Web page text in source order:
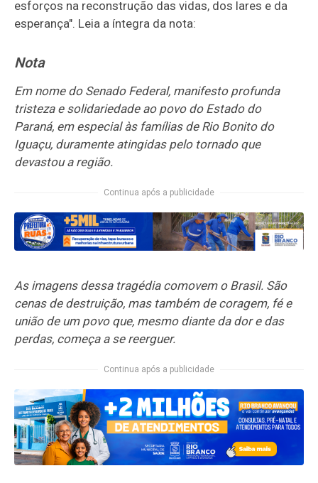
esforços na reconstrução das vidas, dos lares e da
esperança". Leia a íntegra da nota:
Nota
Em nome do Senado Federal, manifesto profunda
tristeza e solidariedade ao povo do Estado do
Paraná, em especial às famílias de Rio Bonito do
Iguaçu, duramente atingidas pelo tornado que
devastou a região.
Continua após a publicidade
As imagens dessa tragédia comovem o Brasil. São
cenas de destruição, mas também de coragem, fé e
união de um povo que, mesmo diante da dor e das
perdas, começa a se reerguer.
Continua após a publicidade